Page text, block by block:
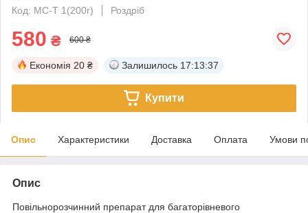
Код: MC-T 1(200г)
Роздріб
580 ₴ 600 ₴
Економія 20 ₴ Залишилось 17:13:37
Купити
Опис Характеристики Доставка Оплата Умови
Опис
Повільнорозчинний препарат для багаторівневого